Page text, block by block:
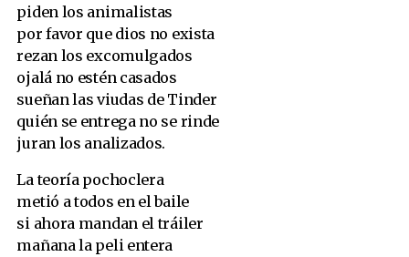
piden los animalistas
por favor que dios no exista
rezan los excomulgados
ojalá no estén casados
sueñan las viudas de Tinder
quién se entrega no se rinde
juran los analizados.
La teoría pochoclera
metió a todos en el baile
si ahora mandan el tráiler
mañana la peli entera